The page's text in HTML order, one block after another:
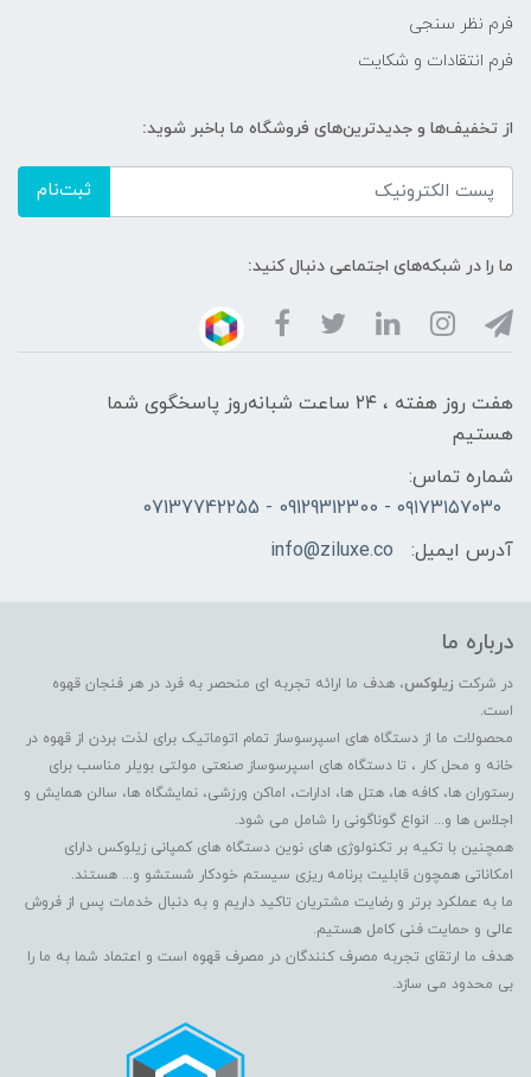
فرم نظر سنجی
فرم انتقادات و شکایت
از تخفیف‌ها و جدیدترین‌های فروشگاه ما باخبر شوید:
ثبت‌نام
ما را در شبکه‌های اجتماعی دنبال کنید:
هفت روز هفته ، ۲۴ ساعت شبانه‌روز پاسخگوی شما
هستیم
شماره تماس:
۰۹۱۷۳۱۵۷۰۳۰ - 09129312300 - 07137742255
آدرس ایمیل:
info@ziluxe.co
درباره ما
در شرکت زیلوکس، هدف ما ارائه تجربه ای منحصر به فرد در هر فنجان قهوه
است.
محصولات ما از دستگاه های اسپرسوساز تمام اتوماتیک برای لذت بردن از قهوه در
خانه و محل کار ، تا دستگاه های اسپرسوساز صنعتی مولتی بویلر مناسب برای
رستوران ها، کافه ها، هتل ها، ادارات، اماکن ورزشی، نمایشگاه ها، سالن همایش و
اجلاس ها و... انواع گوناگونی را شامل می شود.
همچنین با تکیه بر تکنولوژی های نوین دستگاه های کمپانی زیلوکس دارای
امکاناتی همچون قابلیت برنامه ریزی سیستم خودکار شستشو و... هستند.
ما به عملکرد برتر و رضایت مشتریان تاکید داریم و به دنبال خدمات پس از فروش
عالی و حمایت فنی کامل هستیم.
هدف ما ارتقای تجربه مصرف کنندگان در مصرف قهوه است و اعتماد شما به ما را
بی محدود می سازد.